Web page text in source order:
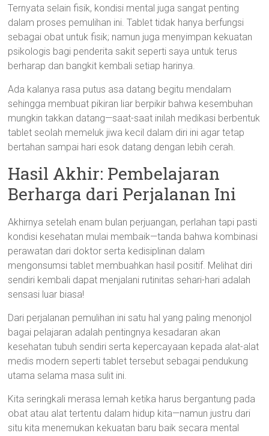
Ternyata selain fisik, kondisi mental juga sangat penting
dalam proses pemulihan ini. Tablet tidak hanya berfungsi
sebagai obat untuk fisik; namun juga menyimpan kekuatan
psikologis bagi penderita sakit seperti saya untuk terus
berharap dan bangkit kembali setiap harinya.
Ada kalanya rasa putus asa datang begitu mendalam
sehingga membuat pikiran liar berpikir bahwa kesembuhan
mungkin takkan datang—saat-saat inilah medikasi berbentuk
tablet seolah memeluk jiwa kecil dalam diri ini agar tetap
bertahan sampai hari esok datang dengan lebih cerah.
Hasil Akhir: Pembelajaran
Berharga dari Perjalanan Ini
Akhirnya setelah enam bulan perjuangan, perlahan tapi pasti
kondisi kesehatan mulai membaik—tanda bahwa kombinasi
perawatan dari doktor serta kedisiplinan dalam
mengonsumsi tablet membuahkan hasil positif. Melihat diri
sendiri kembali dapat menjalani rutinitas sehari-hari adalah
sensasi luar biasa!
Dari perjalanan pemulihan ini satu hal yang paling menonjol
bagai pelajaran adalah pentingnya kesadaran akan
kesehatan tubuh sendiri serta kepercayaan kepada alat-alat
medis modern seperti tablet tersebut sebagai pendukung
utama selama masa sulit ini.
Kita seringkali merasa lemah ketika harus bergantung pada
obat atau alat tertentu dalam hidup kita—namun justru dari
situ kita menemukan kekuatan baru baik secara mental